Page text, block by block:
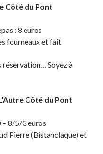
toute personnelle
toute personnelle
ma vélorution toute
Côté du Pont
: 8 euros
fourneaux et fait
réservation… Soyez à
Côté du Pont
– 8/5/3 euros
Pierre (Bistanclaque) et